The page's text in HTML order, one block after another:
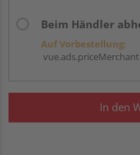
Beim Händler
Auf Vorbestellung:
In den